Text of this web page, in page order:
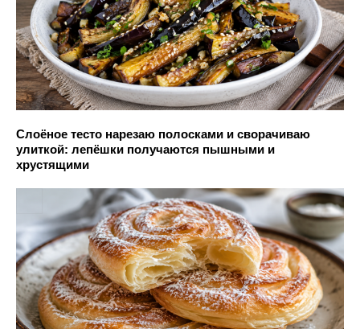
Слоёное тесто нарезаю полосками и сворачиваю
улиткой: лепёшки получаются пышными и
хрустящими